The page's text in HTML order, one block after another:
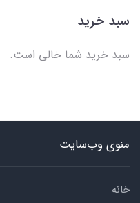
سبد خرید
سبد خرید شما خالی است.
منوی وب‌سایت
خانه